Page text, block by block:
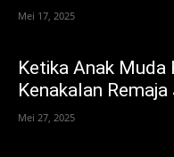
Mei 17, 2025
Ketika Anak Muda
Kenakalan
Mei 27, 2025